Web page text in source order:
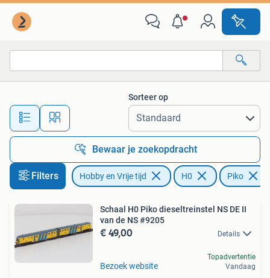
Alle afstanden…
Sorteer op
Bewaar je zoekopdracht
Filters Hobby en Vrije tijd H0 Piko
Schaal H0 Piko dieseltreinstel NS DE II
van de NS #9205
€ 49,00 Details
Bezoek website
Topadvertentie
Vandaag